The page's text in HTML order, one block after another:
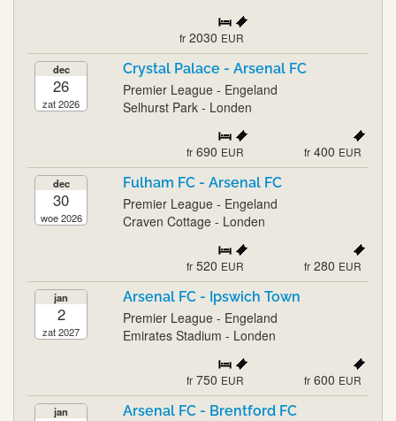
fr 2030 EUR
dec
26
zat 2026
Crystal Palace - Arsenal FC
Premier League - Engeland
Selhurst Park - Londen
fr 690 EUR fr 400 EUR
dec
30
woe 2026
Fulham FC - Arsenal FC
Premier League - Engeland
Craven Cottage - Londen
fr 520 EUR fr 280 EUR
jan
2
zat 2027
Arsenal FC - Ipswich Town
Premier League - Engeland
Emirates Stadium - Londen
fr 750 EUR fr 600 EUR
jan Arsenal FC - Brentford FC